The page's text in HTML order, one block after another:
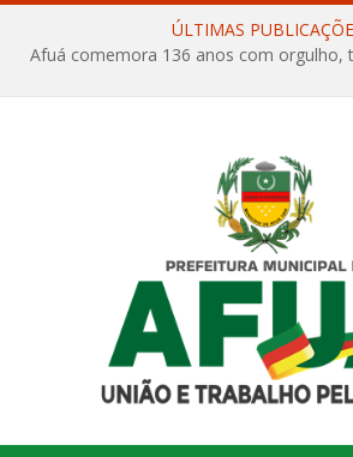
ÚLTIMAS